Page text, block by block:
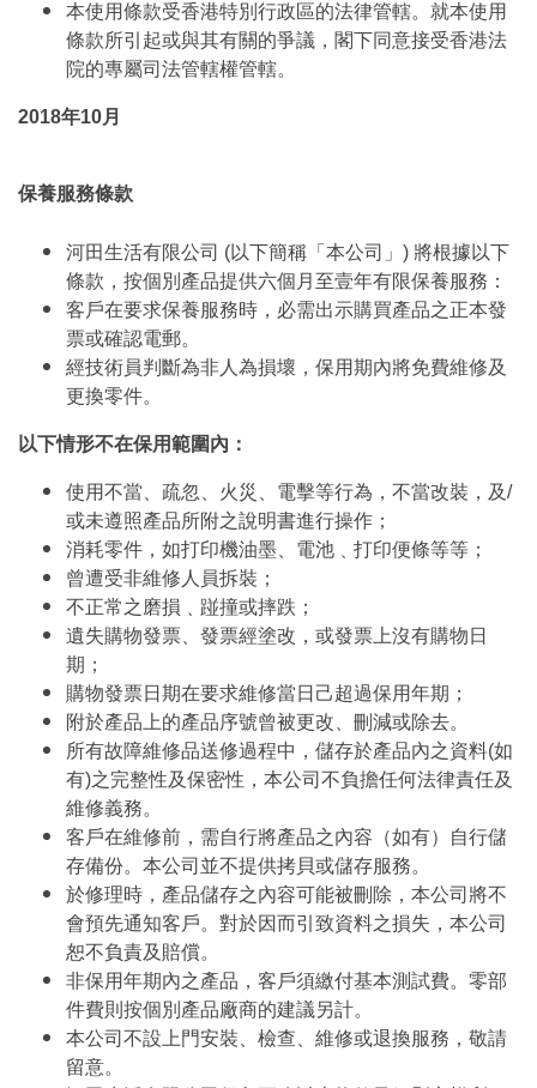
本使用條款受香港特別行政區的法律管轄。就本使用
條款所引起或與其有關的爭議，閣下同意接受香港法
院的專屬司法管轄權管轄。
2018年10月
保養服務條款
河田生活有限公司 (以下簡稱「本公司」) 將根據以下
條款，按個別產品提供六個月至壹年有限保養服務：
客戶在要求保養服務時，必需出示購買產品之正本發
票或確認電郵。
經技術員判斷為非人為損壞，保用期內將免費維修及
更換零件。
以下情形不在保用範圍內：
使用不當、疏忽、火災、電擊等行為，不當改裝，及/
或未遵照產品所附之說明書進行操作；
消耗零件，如打印機油墨、電池﹑打印便條等等；
曾遭受非維修人員拆裝；
不正常之磨損﹑踫撞或摔跌；
遺失購物發票、發票經塗改，或發票上沒有購物日
期；
購物發票日期在要求維修當日己超過保用年期；
附於產品上的產品序號曾被更改、刪減或除去。
所有故障維修品送修過程中，儲存於產品內之資料(如
有)之完整性及保密性，本公司不負擔任何法律責任及
維修義務。
客戶在維修前，需自行將產品之內容（如有）自行儲
存備份。本公司並不提供拷貝或儲存服務。
於修理時，產品儲存之內容可能被刪除，本公司將不
會預先通知客戶。對於因而引致資料之損失，本公司
恕不負責及賠償。
非保用年期內之產品，客戶須繳付基本測試費。零部
件費則按個別產品廠商的建議另計。
本公司不設上門安裝、檢查、維修或退換服務，敬請
留意。